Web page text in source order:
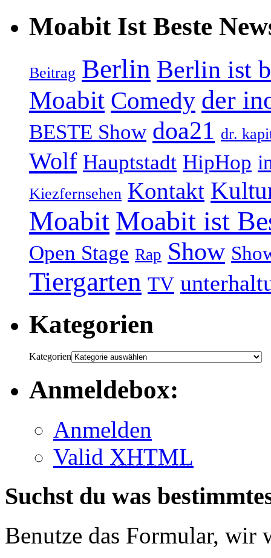
Moabit Ist Beste
Beitrag Berlin Berlin ist
Moabit Comedy der
BESTE Show doa21 dr.
Wolf Hauptstadt HipHop
Kiezfernsehen Kontakt
Moabit Moabit ist
Open Stage Rap Show
Tiergarten TV
Kategorien
Kategorien
Anmeldebox:
Anmelden
Valid XHTML
Suchst du was
Benutze das Formular, wir